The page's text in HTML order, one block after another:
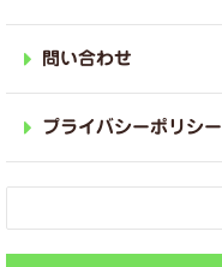
問い合わせ
プライバシーポリシー